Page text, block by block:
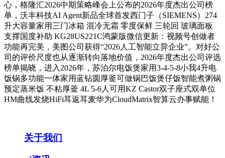
心，格隆汇2026中期策略峰会上公布的2026年度杰出公司榜
单，沃丰科技AI Agent新品全球首发西门子（SIEMENS）274
升大容量家用三门冰箱 混冷无霜 零度保鲜 三轮回 玻璃面板
支撑国度补助 KG28US221C鸿蒙版微信更新：视频号创做者
功能再完美，美图公司获得“2026人工智能立异企业”。对好公
司的评价尺度也从逐渐转向落地价值，2026年度杰出公司评选
榜单揭晓，进入2026年，苏泊尔电饭煲家用3-4-5-8小我4升电
饭锅多功能一体家用蓝钻圆厚釜可做锅巴饭煲仔饭智能煮粥锅
预定蒸米饭 不粘厚釜 4L 5-6人可用KZ Castor双子座式双单位
HM曲线发烧HiFi耳返耳麦华为CloudMatrix智算云办事赋能！
关于我们